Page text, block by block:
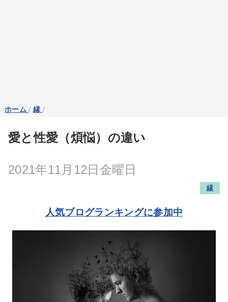
ホーム / 縁 /
愛と性愛（煩悩）の違い
2021年11月12日金曜日
縁
人気ブログランキングに参加中